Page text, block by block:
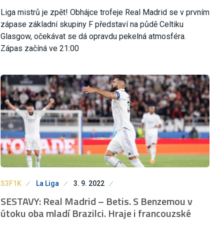
Liga mistrů je zpět! Obhájce trofeje Real Madrid se v prvním
zápase základní skupiny F představí na půdě Celtiku
Glasgow, očekávat se dá opravdu pekelná atmosféra.
Zápas začíná ve 21:00
S3F1K La Liga 3. 9. 2022
SESTAVY: Real Madrid – Betis. S Benzemou v
útoku oba mladí Brazilci. Hraje i francouzské